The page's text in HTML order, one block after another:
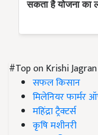
#Top on Krishi Jagran
सफल किसान
मिलेनियर फार्मर
महिंद्रा ट्रैक्टर्स
कृषि मशीनरी